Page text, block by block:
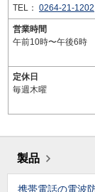
TEL： 0264-21-1202
営業時間
午前10時〜午後6時
定休日
毎週木曜
製品
携帯電話の電波